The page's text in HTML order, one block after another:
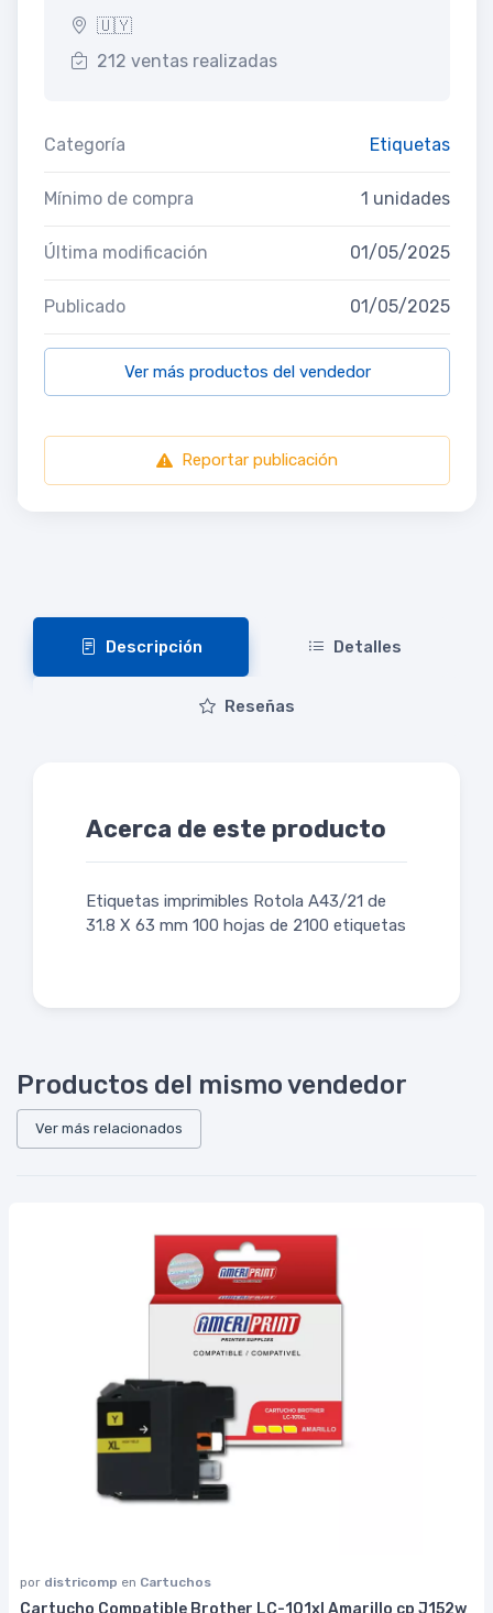
🇺🇾
212 ventas realizadas
Categoría Etiquetas
Mínimo de compra 1 unidades
Última modificación 01/05/2025
Publicado 01/05/2025
Ver más productos del vendedor
Reportar publicación
Descripción Detalles
Reseñas
Acerca de este producto
Etiquetas imprimibles Rotola A43/21 de
31.8 X 63 mm 100 hojas de 2100 etiquetas
Productos del mismo vendedor
Ver más relacionados
por districomp en Cartuchos
Cartucho Compatible Brother LC-101xl Amarillo cp J152w